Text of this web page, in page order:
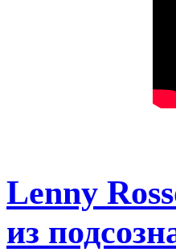
Lenny
из